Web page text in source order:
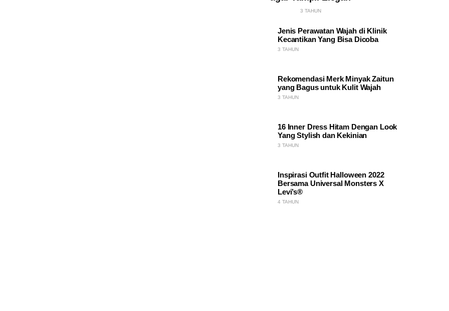
3 TAHUN
Jenis Perawatan Wajah di Klinik
Kecantikan Yang Bisa Dicoba
3 TAHUN
Rekomendasi Merk Minyak Zaitun
yang Bagus untuk Kulit Wajah
3 TAHUN
16 Inner Dress Hitam Dengan Look
Yang Stylish dan Kekinian
3 TAHUN
Inspirasi Outfit Halloween 2022
Bersama Universal Monsters X
Levi’s®
4 TAHUN